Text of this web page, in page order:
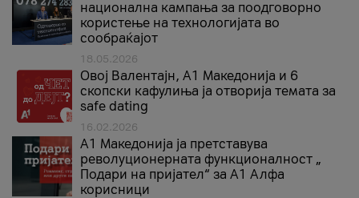
национална кампања за поодговорно
користење на технологијата во
сообраќајот
18.05.2026
Овој Валентајн, A1 Македонија и 6
скопски кафулиња ја отворија темата за
safe dating
16.02.2026
А1 Македонија ја претставува
револуционерната функционалност „
Подари на пријател“ за А1 Алфа
корисници